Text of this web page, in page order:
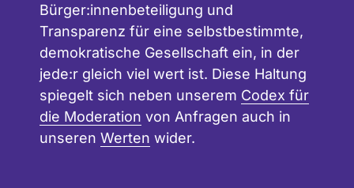
Bürger:innenbeteiligung und
Transparenz für eine selbstbestimmte,
demokratische Gesellschaft ein, in der
jede:r gleich viel wert ist. Diese Haltung
spiegelt sich neben unserem Codex für
die Moderation von Anfragen auch in
unseren Werten wider.